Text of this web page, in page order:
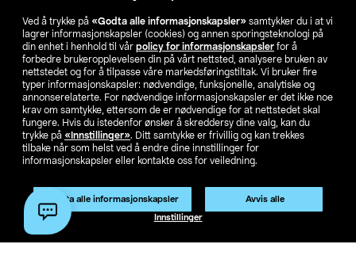
Ved å trykke på «Godta alle informasjonskapsler» samtykker du i at vi
lagrer informasjonskapsler (cookies) og annen sporingsteknologi på
din enhet i henhold til vår policy for informasjonskapsler for å
forbedre brukeropplevelsen din på vårt nettsted, analysere bruken av
nettstedet og for å tilpasse våre markedsføringstiltak. Vi bruker fire
typer informasjonskapsler: nødvendige, funksjonelle, analytiske og
annonserelaterte. For nødvendige informasjonskapsler er det ikke noe
krav om samtykke, ettersom de er nødvendige for at nettstedet skal
fungere. Hvis du istedenfor ønsker å skreddersy dine valg, kan du
trykke på «Innstillinger». Ditt samtykke er frivillig og kan trekkes
tilbake når som helst ved å endre dine innstillinger for
informasjonskapsler eller kontakte oss for veiledning.
Godta alle informasjonskapsler Avvis alle
Innstillinger
Våre selskaper
Finn din butikk
SE NO FI
Privacy statement Medlemsvilkår Kjøpsvilkår
For bedrifter
Endre til priser ekskl. moms